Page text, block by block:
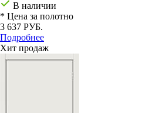
В наличии
* Цена за полотно
3 637 РУБ.
Подробнее
Хит продаж